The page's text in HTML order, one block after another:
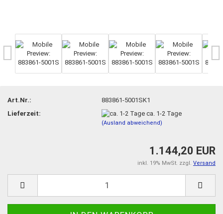
Art.Nr.:
883861-5001SK1
Lieferzeit:
ca. 1-2 Tage
(Ausland abweichend)
1.144,20 EUR
inkl. 19% MwSt. zzgl. Versand